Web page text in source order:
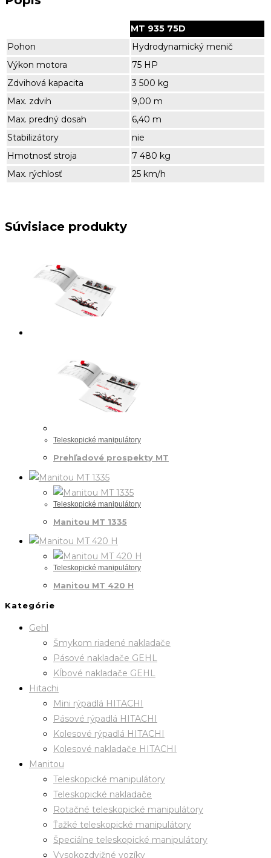
MT 935 75D
Pohon
Hydrodynamický menič
Výkon motora
75 HP
Zdvihová kapacita
3 500 kg
Max. zdvih
9,00 m
Max. predný dosah
6,40 m
Stabilizátory
nie
Hmotnosť stroja
7 480 kg
Max. rýchlosť
25 km/h
Súvisiace produkty
Teleskopické manipulátory
Prehľadové prospekty MT
Teleskopické manipulátory
Manitou MT 1335
Teleskopické manipulátory
Manitou MT 420 H
Kategórie
Gehl
Šmykom riadené nakladače
Pásové nakladače GEHL
Kĺbové nakladače GEHL
Hitachi
Mini rýpadlá HITACHI
Pásové rýpadlá HITACHI
Kolesové rýpadlá HITACHI
Kolesové nakladače HITACHI
Manitou
Teleskopické manipulátory
Teleskopické nakladače
Rotačné teleskopické manipulátory
Ťažké teleskopické manipulátory
Špeciálne teleskopické manipulátory
Vysokozdvižné vozíky